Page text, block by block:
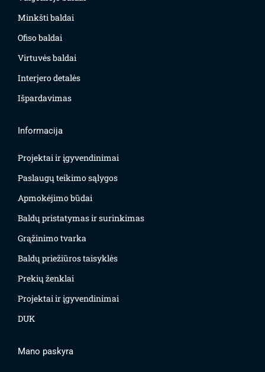
Minkšti baldai
Ofiso baldai
Virtuvės baldai
Interjero detalės
Išpardavimas
Informacija
Projektai ir įgyvendinimai
Paslaugų teikimo sąlygos
Apmokėjimo būdai
Baldų pristatymas ir surinkimas
Grąžinimo tvarka
Baldų priežiūros taisyklės
Prekių ženklai
Projektai ir įgyvendinimai
DUK
Mano paskyra